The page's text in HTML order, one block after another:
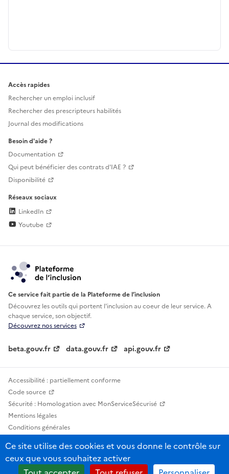
Accès rapides
Rechercher un emploi inclusif
Rechercher des prescripteurs habilités
Journal des modifications
Besoin d'aide ?
Documentation
Qui peut bénéficier des contrats d'IAE ?
Disponibilité
Réseaux sociaux
LinkedIn
Youtube
Ce service fait partie de la Plateforme de l’inclusion
Découvrez les outils qui portent l'inclusion aucoeur de leur service. A
chaque service, son objectif.
Découvrez nos services
beta.gouv.fr data.gouv.fr api.gouv.fr
Accessibilité : partiellement conforme
Code source
Sécurité : Homologation avec MonServiceSécurisé
Mentions légales
Conditions générales
Statistiques, lexiques et indicateurs
Sauf mention contraire, tous les contenus de ce site sont sous licence
Ce site utilise des cookies et vous donne le contrôle sur
ceux que vous souhaitez activer